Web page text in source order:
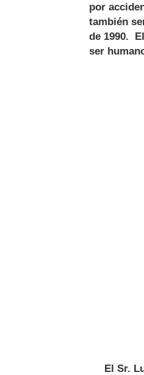
por
también
de 1990.
ser
El Sr.